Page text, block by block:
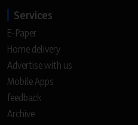
Services
E-Paper
Home delivery
Advertise with us
Mobile Apps
feedback
Archive